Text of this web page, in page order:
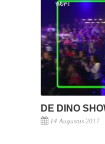
DE DINO
14 Augustus 2017